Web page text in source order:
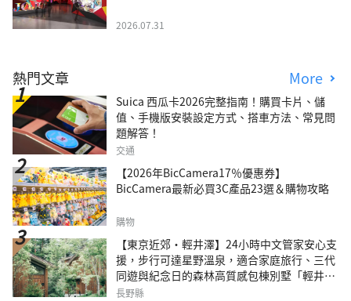
2026.07.31
熱門文章 More
Suica 西瓜卡2026完整指南！購買卡片、儲
值、手機版安裝設定方式、搭車方法、常見問
題解答！
交通
【2026年BicCamera17％優惠券】
BicCamera最新必買3C產品23選＆購物攻略
購物
【東京近郊・輕井澤】24小時中文管家安心支
援，步行可達星野溫泉，適合家庭旅行、三代
同遊與紀念日的森林高質感包棟別墅「輕井澤
森四季VILLA」
長野縣